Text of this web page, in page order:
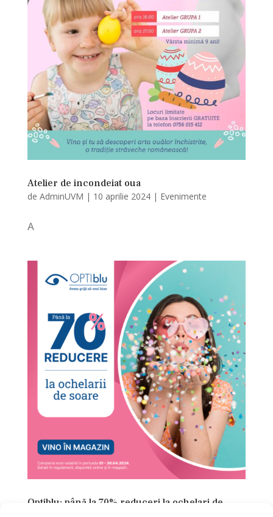
Atelier de incondeiat oua
de AdminUVM | 10 aprilie 2024| Evenimente
A
Optiblu: până la 70% reduceri la ochelari de